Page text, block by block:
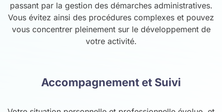
passant par la gestion des démarches administratives.
Vous évitez ainsi des procédures complexes et pouvez
vous concentrer pleinement sur le développement de
votre activité.
Accompagnement et Suivi